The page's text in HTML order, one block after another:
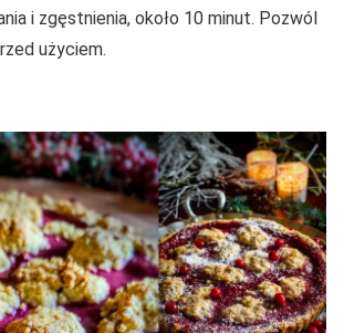
i zgęstnienia, około 10 minut. Pozwól
użyciem.